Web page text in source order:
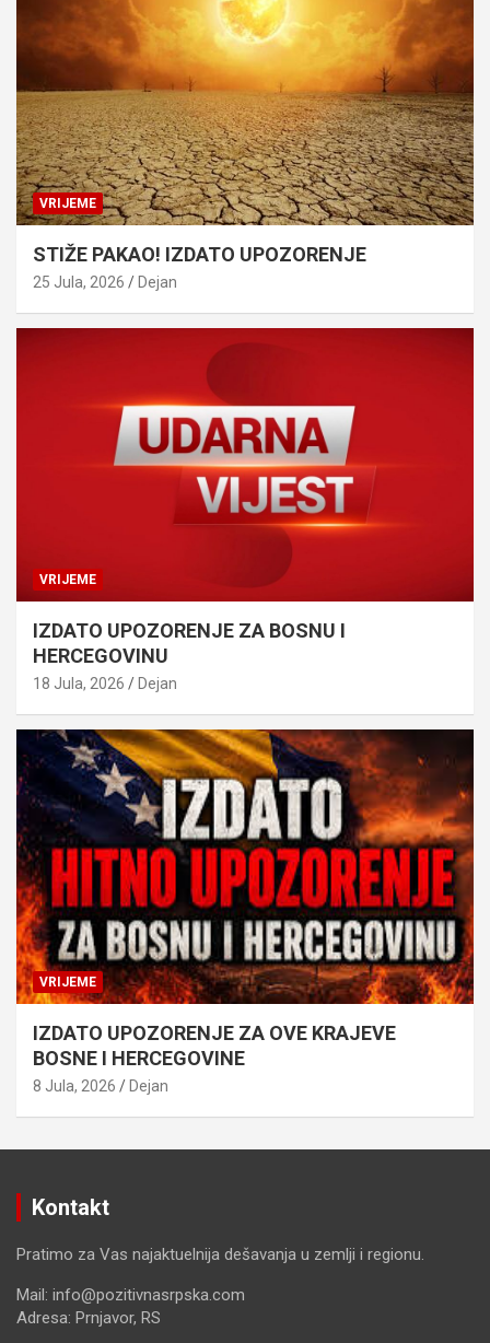
VRIJEME
STIŽE PAKAO! IZDATO UPOZORENJE
25 Jula, 2026 Dejan
VRIJEME
IZDATO UPOZORENJE ZA BOSNU I
HERCEGOVINU
18 Jula, 2026 Dejan
VRIJEME
IZDATO UPOZORENJE ZA OVE KRAJEVE
BOSNE I HERCEGOVINE
8 Jula, 2026 Dejan
Kontakt
Pratimo za Vas najaktuelnija dešavanja u zemlji i regionu.
Mail: info@pozitivnasrpska.com
Adresa: Prnjavor, RS